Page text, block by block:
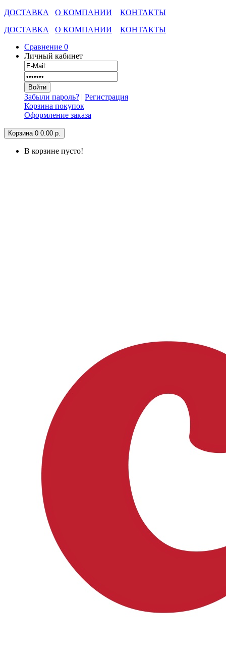
ДОСТАВКА О КОМПАНИИ
КОНТАКТЫ
ДОСТАВКА
О КОМПАНИИ
КОНТАКТЫ
Сравнение 0
Личный кабинет
Забыли пароль? | Регистрация
Корзина покупок
Оформление заказа
Корзина 0 0.00 р.
В корзине пусто!